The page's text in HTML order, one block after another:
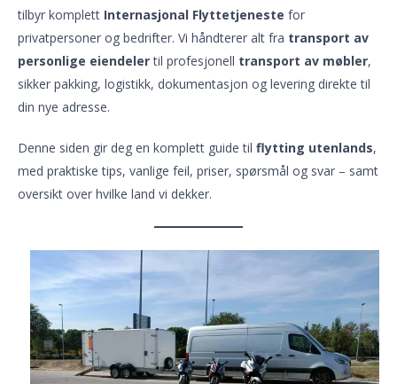
tilbyr komplett Internasjonal Flyttetjeneste for
privatpersoner og bedrifter. Vi håndterer alt fra transport av
personlige eiendelertil profesjonell transport av møbler,
sikker pakking, logistikk, dokumentasjon og levering direkte til
din nye adresse.
Denne siden gir deg en komplett guide til flytting utenlands,
med praktiske tips, vanlige feil, priser, spørsmål og svar – samt
oversikt over hvilke land vi dekker.